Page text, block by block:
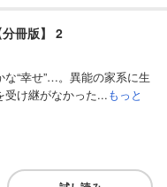
冊版】 2
“幸せ”…。異能の家系に生
受け継がなかった...もっと